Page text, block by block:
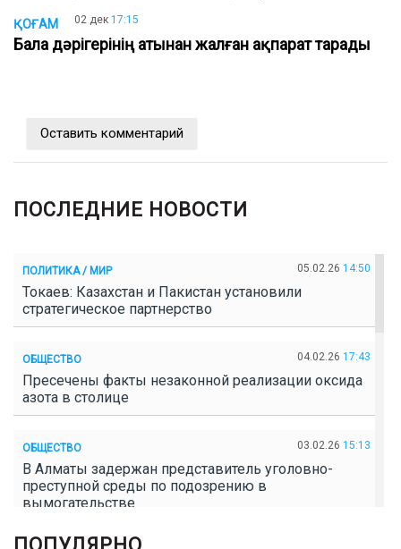
ҚОҒАМ 02 дек 17:15
Бала дәрігерінің атынан жалған ақпарат тарады
Оставить комментарий
ПОСЛЕДНИЕ НОВОСТИ
ПОЛИТИКА / МИР 05.02.26 14:50
Токаев: Казахстан и Пакистан установили
стратегическое партнерство
ОБЩЕСТВО 04.02.26 17:43
Пресечены факты незаконной реализации оксида
азота в столице
ОБЩЕСТВО 03.02.26 15:13
В Алматы задержан представитель уголовно-
преступной среды по подозрению в
вымогательстве